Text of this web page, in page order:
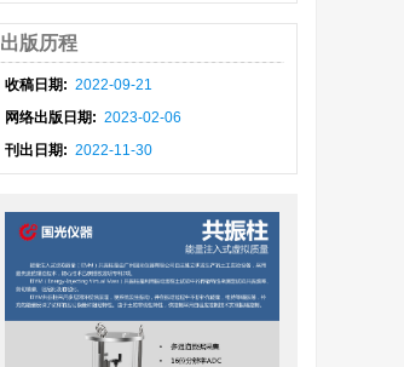
出版历程
收稿日期: 2022-09-21
网络出版日期: 2023-02-06
刊出日期: 2022-11-30